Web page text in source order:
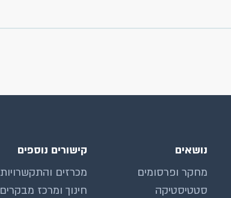
נושאים
מחקר ופרסומים
סטטיסטיקה
קישורים נוספים
מכרזים והתקשרויות
חינוך ומרכז מבקרים